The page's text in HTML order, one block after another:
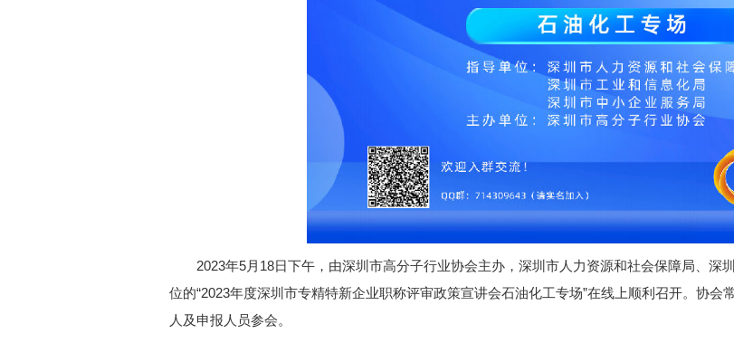
2023年5月18日下午，由深圳市高分子行业协会主办，深圳市人力资源和社会保障局、深
位的“2023年度深圳市专精特新企业职称评审政策宣讲会石油化工专场”在线上顺利召开。协
人及申报人员参会。